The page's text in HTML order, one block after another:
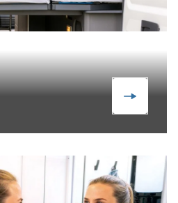
Spaní